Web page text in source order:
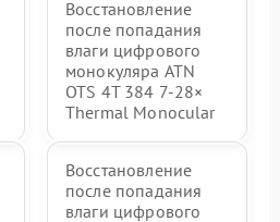
Восстановление
после попадания
влаги цифрового
монокуляра ATN
OTS 4T 384 7‑28×
Thermal Monocular
Восстановление
после попадания
влаги цифрового